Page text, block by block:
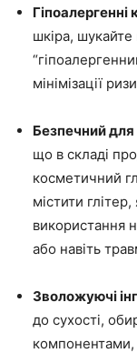
шкіра, шукайте
мінімізації
Безпечний для
що в складі
косметичний
містити
використання
або навіть
Зволожуючі
до сухості,
компонентами,